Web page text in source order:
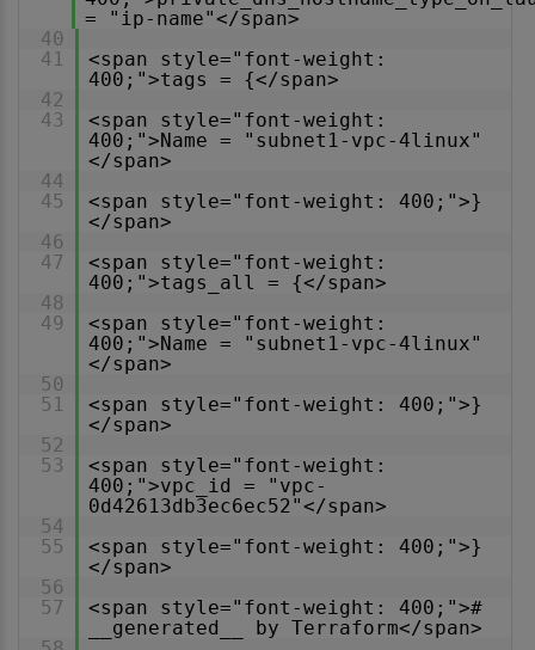
= "ip-name"</span>
40
41
<span style="font-weight:
400;">tags = {</span>
42
43
<span style="font-weight:
400;">Name = "subnet1-vpc-4linux"
</span>
44
45
<span style="font-weight: 400;">}
</span>
46
47
<span style="font-weight:
400;">tags_all = {</span>
48
49
<span style="font-weight:
400;">Name = "subnet1-vpc-4linux"
</span>
50
51
<span style="font-weight: 400;">}
</span>
52
53
<span style="font-weight:
400;">vpc_id = "vpc-
0d42613db3ec6ec52"</span>
54
55
<span style="font-weight: 400;">}
</span>
56
57
<span style="font-weight: 400;">#
__generated__ by Terraform</span>